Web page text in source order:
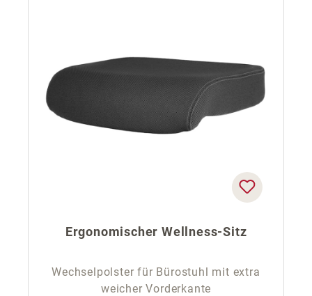
Ergonomischer Wellness-Sitz
Wechselpolster für Bürostuhl mit extra
weicher Vorderkante